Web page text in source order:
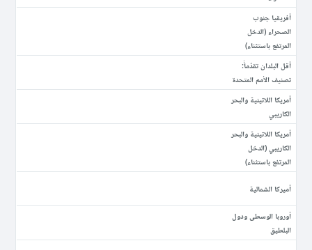
أفريقيا جنوب
الصحراء (الدخل
المرتفع باستثناء)
أقل البلدان تقدّماً:
تصنيف الأمم المتحدة
أمريكا اللاتينية والبحر
الكاريبي
أمريكا اللاتينية والبحر
الكاريبي (الدخل
المرتفع باستثناء)
أميركا الشمالية
أوروبا الوسطى ودول
البلطيق